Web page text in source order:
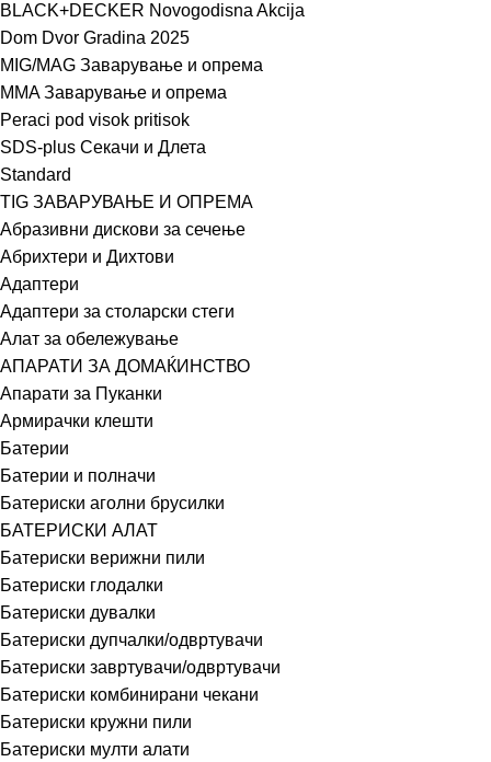
BLACK+DECKER Novogodisna Akcija
Dom Dvor Gradina 2025
MIG/MAG Заварување и опрема
MMA Заварување и опрема
Peraci pod visok pritisok
SDS-plus Секачи и Длета
Standard
TIG ЗАВАРУВАЊЕ И ОПРЕМА
Абразивни дискови за сечење
Абрихтери и Дихтови
Адаптери
Адаптери за столарски стеги
Алат за обележување
АПАРАТИ ЗА ДОМАЌИНСТВО
Апарати за Пуканки
Армирачки клешти
Батерии
Батерии и полначи
Батериски аголни брусилки
БАТЕРИСКИ АЛАТ
Батериски верижни пили
Батериски глодалки
Батериски дувалки
Батериски дупчалки/одвртувачи
Батериски завртувачи/одвртувачи
Батериски комбинирани чекани
Батериски кружни пили
Батериски мулти алати